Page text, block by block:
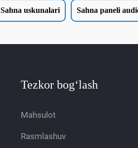
Sahna uskunalari Sahna paneli
Tezkor bogʻlash
Mahsulot
Rasmlashuv